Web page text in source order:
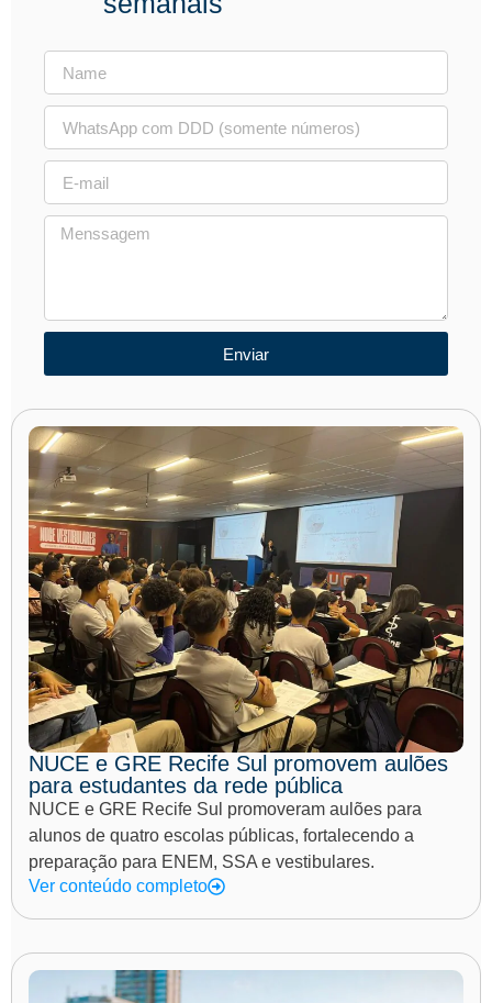
Enviar
NUCE e GRE Recife Sul promovem aulões
para estudantes da rede pública
NUCE e GRE Recife Sul promoveram aulões para
alunos de quatro escolas públicas, fortalecendo a
preparação para ENEM, SSA e vestibulares.
Ver conteúdo completo